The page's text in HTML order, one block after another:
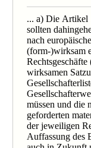
0847/1/08
0479/08B
0354/07B
0354/07
0354/2/07
0354/1/07
0942/05
0325/03B
... a) Die Artikel
sollten
nach
(form-)wirksam
wirksamen
müssen und die
geforderten
der jeweiligen
Auffassung des